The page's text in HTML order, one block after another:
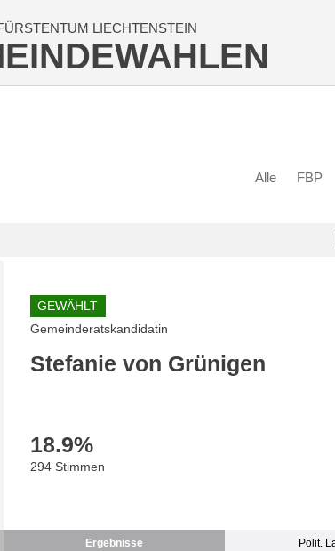
LIECHTENSTEIN
Alle FBP
GEWÄHLT
Gemeinderatskandidatin
Stefanie von Grünigen
18.9%
294 Stimmen
Ergebnisse Polit.